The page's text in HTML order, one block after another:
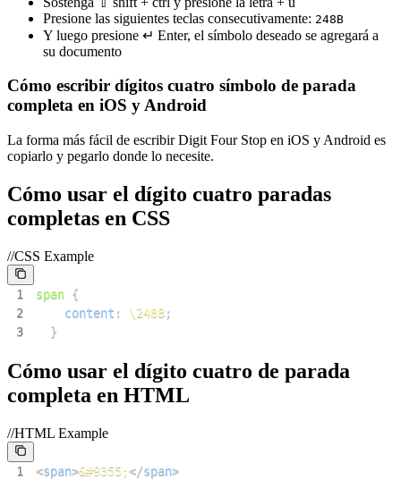
Presione las siguientes teclas consecutivamente: 248B
Y luego presione ↵ Enter, el símbolo deseado se agregará a
su documento
Cómo escribir dígitos cuatro símbolo de parada
completa en iOS y Android
La forma más fácil de escribir Digit Four Stop en iOS y Android es
copiarlo y pegarlo donde lo necesite.
Cómo usar el dígito cuatro paradas
completas en CSS
//CSS Example
1 span {
2
content : \248B;
3
}
Cómo usar el dígito cuatro de parada
completa en HTML
//HTML Example
1 <span>&#9355;</span>